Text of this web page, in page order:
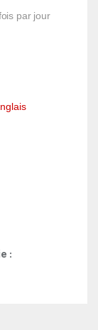
par jour
: